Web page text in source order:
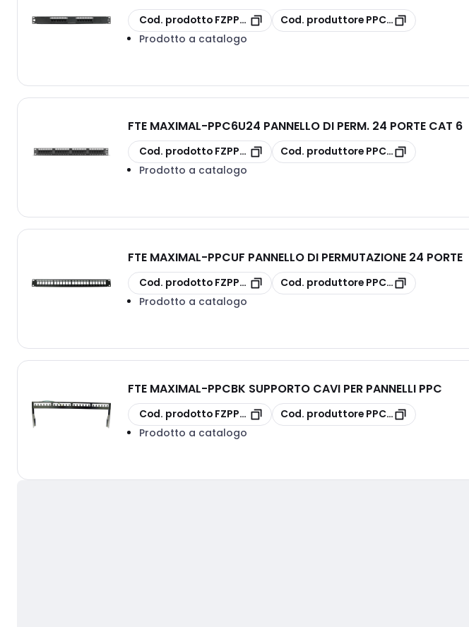
copia
Cod. prodotto FZPPC6U12copia
Cod. produttore PPC6U12
Prodotto a catalogo
FTE MAXIMAL-PPC6U24 PANNELLO DI PERM. 24 PORTE CAT 6
copia
Cod. prodotto FZPPC6U24copia
Cod. produttore PPC6U24
Prodotto a catalogo
FTE MAXIMAL-PPCUF PANNELLO DI PERMUTAZIONE 24 PORTE
copia
Cod. prodotto FZPPCUF copia
Cod. produttore PPCUF
Prodotto a catalogo
FTE MAXIMAL-PPCBK SUPPORTO CAVI PER PANNELLI PPC
copia
Cod. prodotto FZPPCBK copia
Cod. produttore PPCBK
Prodotto a catalogo